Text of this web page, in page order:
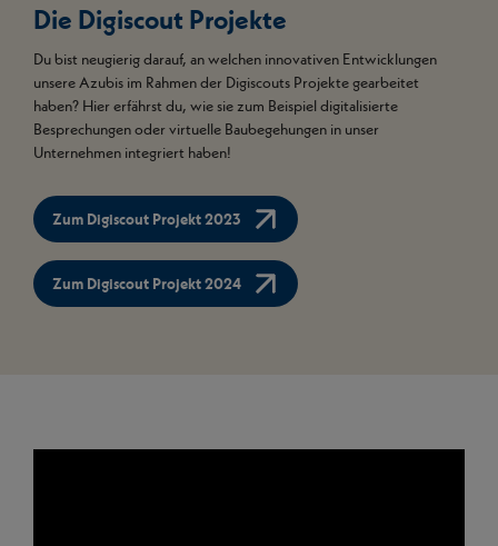
Die Digiscout Projekte
Du bist neugierig darauf, an welchen innovativen Entwicklungen
unsere Azubis im Rahmen der Digiscouts Projekte gearbeitet
haben? Hier erfährst du, wie sie zum Beispiel digitalisierte
Besprechungen oder virtuelle Baubegehungen in unser
Unternehmen integriert haben!
Zum Digiscout Projekt 2023
Zum Digiscout Projekt 2024